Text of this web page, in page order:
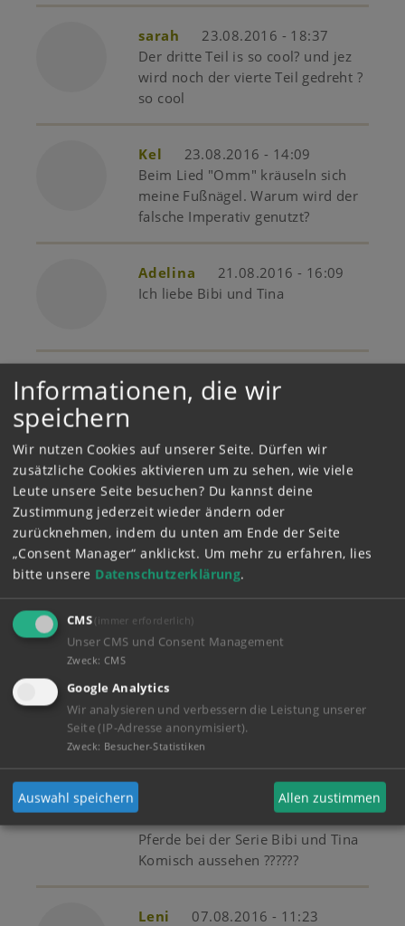
sarah
23.08.2016 - 18:37
Der dritte Teil is so cool? und jez
wird noch der vierte Teil gedreht ?
so cool
Kel
23.08.2016 - 14:09
Beim Lied "Omm" kräuseln sich
meine Fußnägel. Warum wird der
falsche Imperativ genutzt?
Adelina
21.08.2016 - 16:09
Ich liebe Bibi und Tina
17.08.2016 - 20:21
Juju
Selina
16.08.2016 - 17:06
Der Omm Text ist lustig
Gast
14.08.2016 - 21:37
Anna Sabine
Der Film ist sooooooooooo
Serena
14.08.2016 - 07:58
Die Bibi und Tina Serie finde ich
nicht so toll , wie die
Findet ihr nicht auch das die
Pferde bei der Serie Bibi und Tina
Komisch aussehen ??????
Leni
07.08.2016 - 11:23
Informationen, die wir
speichern
Wir nutzen Cookies auf unserer Seite. Dürfen wir
zusätzliche Cookies aktivieren um zu sehen, wie viele
Leute unsere Seite besuchen? Du kannst deine
Zustimmung jederzeit wieder ändern oder
zurücknehmen, indem du unten am Ende der Seite
„Consent Manager“ anklickst. Um mehr zu erfahren, lies
bitte unsere Datenschutzerklärung.
CMS (immer erforderlich)
Unser CMS und Consent Management
Zweck: CMS
Google Analytics
Wir analysieren und verbessern die Leistung unserer
Seite (IP-Adresse anonymisiert).
Zweck: Besucher-Statistiken
Auswahl speichern Allen zustimmen